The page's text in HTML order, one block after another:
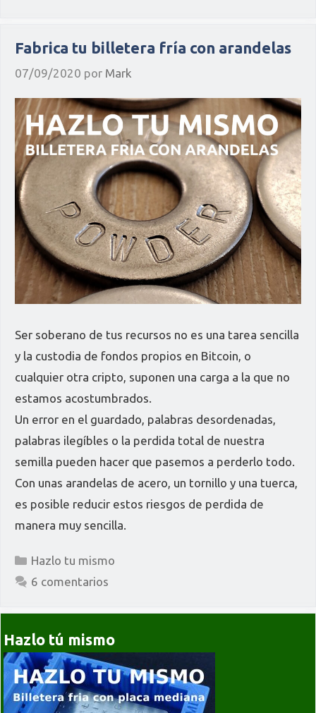
Fabrica tu billetera fría con arandelas
07/09/2020 por Mark
Ser soberano de tus recursos no es una tarea sencilla
y la custodia de fondos propios en Bitcoin, o
cualquier otra cripto, suponen una carga a la que no
estamos acostumbrados.
Un error en el guardado, palabras desordenadas,
palabras ilegíbles o la perdida total de nuestra
semilla pueden hacer que pasemos a perderlo todo.
Con unas arandelas de acero, un tornillo y una tuerca,
es posible reducir estos riesgos de perdida de
manera muy sencilla.
Categorías
Hazlo tu mismo
6 comentarios
Hazlo tú mismo